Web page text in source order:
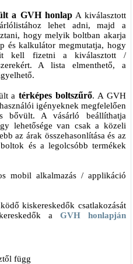
a GVH honlapA kiválasztott
lehet adni, majd a
hogy melyik boltban akarja
és kalkulátor megmutatja, hogy
kell fizetni a kiválasztott /
A lista elmenthető, a
atérképes boltszűrő. A GVH
igényeknek megfelelően
bővült. A vásárló beállíthatja
lehetősége van csak a közeli
az árak összehasonlítása és az
és a legolcsóbb termékek
mobil alkalmazás / applikáció
kiskereskedők csatlakozását
a GVH honlapján
függ